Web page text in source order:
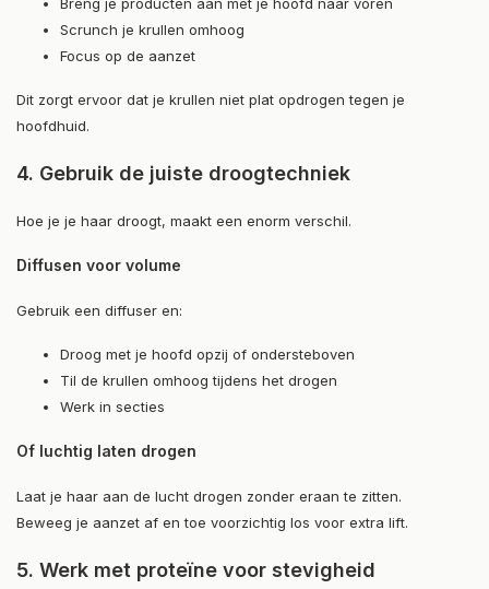
Scrunch je krullen omhoog
Focus op de aanzet
Dit zorgt ervoor dat je krullen niet plat opdrogen tegen je
hoofdhuid.
4. Gebruik de juiste droogtechniek
Hoe je je haar droogt, maakt een enorm verschil.
Diffusen voor volume
Gebruik een diffuser en:
Droog met je hoofd opzij of ondersteboven
Til de krullen omhoog tijdens het drogen
Werk in secties
Of luchtig laten drogen
Laat je haar aan de lucht drogen zonder eraan te zitten.
Beweeg je aanzet af en toe voorzichtig los voor extra lift.
5. Werk met proteïne voor stevigheid